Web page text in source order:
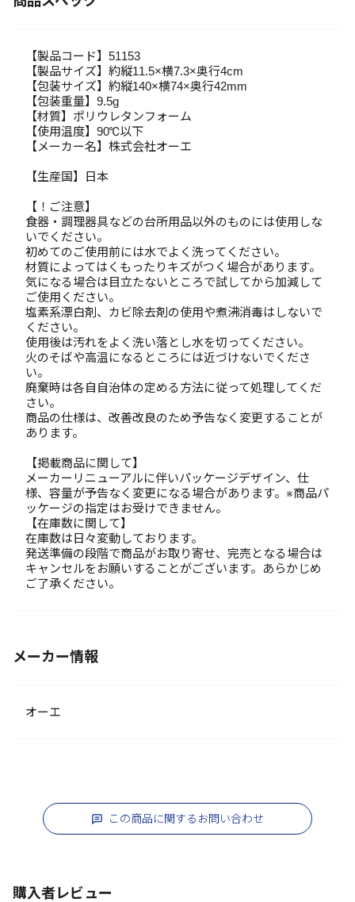
【製品コード】51153
【製品サイズ】約縦11.5×横7.3×奥行4cm
【包装サイズ】約縦140×横74×奥行42mm
【包装重量】9.5g
【材質】ポリウレタンフォーム
【使用温度】90℃以下
【メーカー名】株式会社オーエ
【生産国】日本
【！ご注意】
食器・調理器具などの台所用品以外のものには使用しな
いでください。
初めてのご使用前には水でよく洗ってください。
材質によってはくもったりキズがつく場合があります。
気になる場合は目立たないところで試してから加減して
ご使用ください。
塩素系漂白剤、カビ除去剤の使用や煮沸消毒はしないで
ください。
使用後は汚れをよく洗い落とし水を切ってください。
火のそばや高温になるところには近づけないでくださ
い。
廃棄時は各自自治体の定める方法に従って処理してくだ
さい。
商品の仕様は、改善改良のため予告なく変更することが
あります。
【掲載商品に関して】
メーカーリニューアルに伴いパッケージデザイン、仕
様、容量が予告なく変更になる場合があります。※商品パ
ッケージの指定はお受けできません。
【在庫数に関して】
在庫数は日々変動しております。
発送準備の段階で商品がお取り寄せ、完売となる場合は
キャンセルをお願いすることがございます。あらかじめ
ご了承ください。
メーカー情報
オーエ
この商品に関するお問い合わせ
購入者レビュー